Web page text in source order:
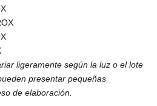
ligeramente según la luz o el lote
presentar pequeñas
de elaboración.